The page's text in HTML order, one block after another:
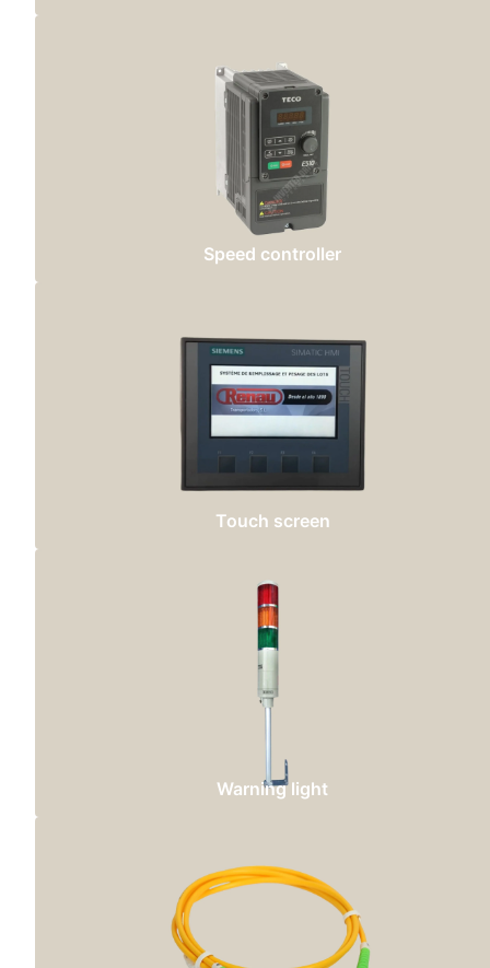
Speed controller
Touch screen
Warning light